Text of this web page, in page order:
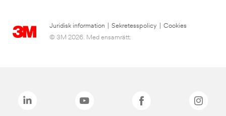
Juridisk information Sekretesspolicy
Cookies
© 3M 2026. Med ensamrätt.